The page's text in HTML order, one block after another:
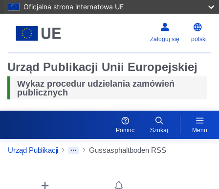
Oficjalna strona internetowa UE
Zaloguj się polski
Urząd Publikacji Unii Europejskiej
Wykaz procedur udzielania zamówień
publicznych
Pomoc Szukaj Menu
Urząd Publikacji Gussasphaltboden RSS
Procurement Detail Actions Portlet